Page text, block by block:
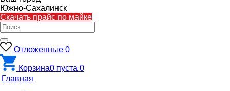
Южно-Cахалинск
Скачать прайс по майке
Отложенные 0
Корзина0 пуста 0
Главная